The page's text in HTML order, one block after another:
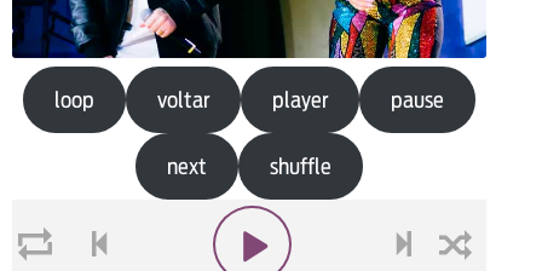
loop voltar player pause
next shuffle